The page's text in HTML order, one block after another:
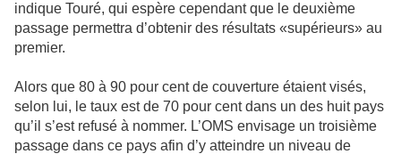
indique Touré, qui espère cependant que le deuxième
passage permettra d’obtenir des résultats «supérieurs» au
premier.
Alors que 80 à 90 pour cent de couverture étaient visés,
selon lui, le taux est de 70 pour cent dans un des huit pays
qu’il s’est refusé à nommer. L’OMS envisage un troisième
passage dans ce pays afin d’y atteindre un niveau de